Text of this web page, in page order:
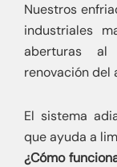
Nuestros
industriales
aberturas al
renovación del
El sistema
que ayuda a
¿Cómo